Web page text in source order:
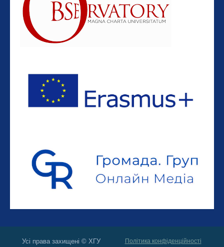
Усі права захищені © ХГУ Політика конфіденційності